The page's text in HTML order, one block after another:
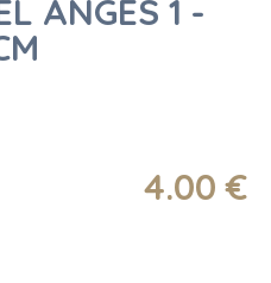
ANGES 1 -
4.00 €